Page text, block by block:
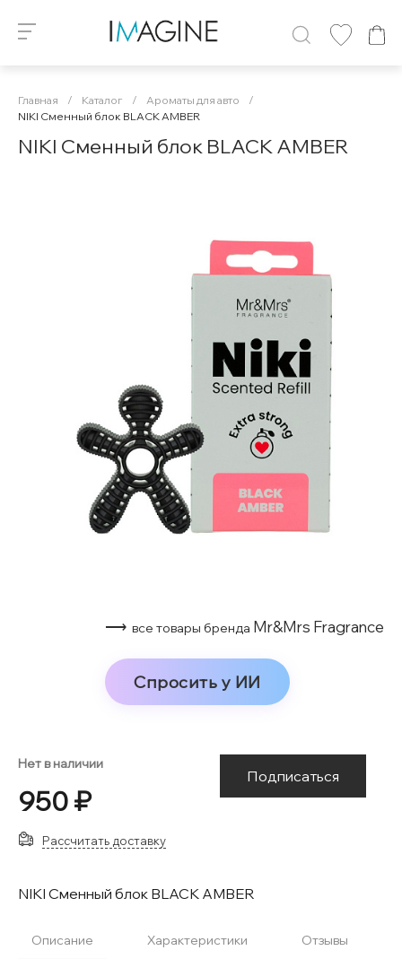
Главная / Каталог / Ароматы для авто
/
NIKI Сменный блок BLACK AMBER
NIKI Сменный блок BLACK AMBER
⟶ все товары бренда Mr&Mrs Fragrance
Спросить у ИИ
Нет в наличии
950 ₽
Подписаться
Рассчитать доставку
NIKI Сменный блок BLACK AMBER
Описание Характеристики Отзывы